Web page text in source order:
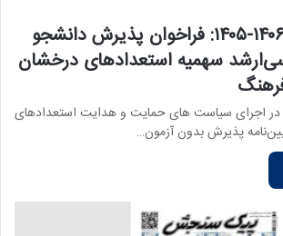
سال تحصیلی ۱۴۰۶-۱۴۰۵: فراخوان پذیرش دانشجو
سهمیه استعدادهای درخشان
در اجرای سیاست‏ های حمایت و هدایت استعدادهای
پذیرش بدون آزمون…